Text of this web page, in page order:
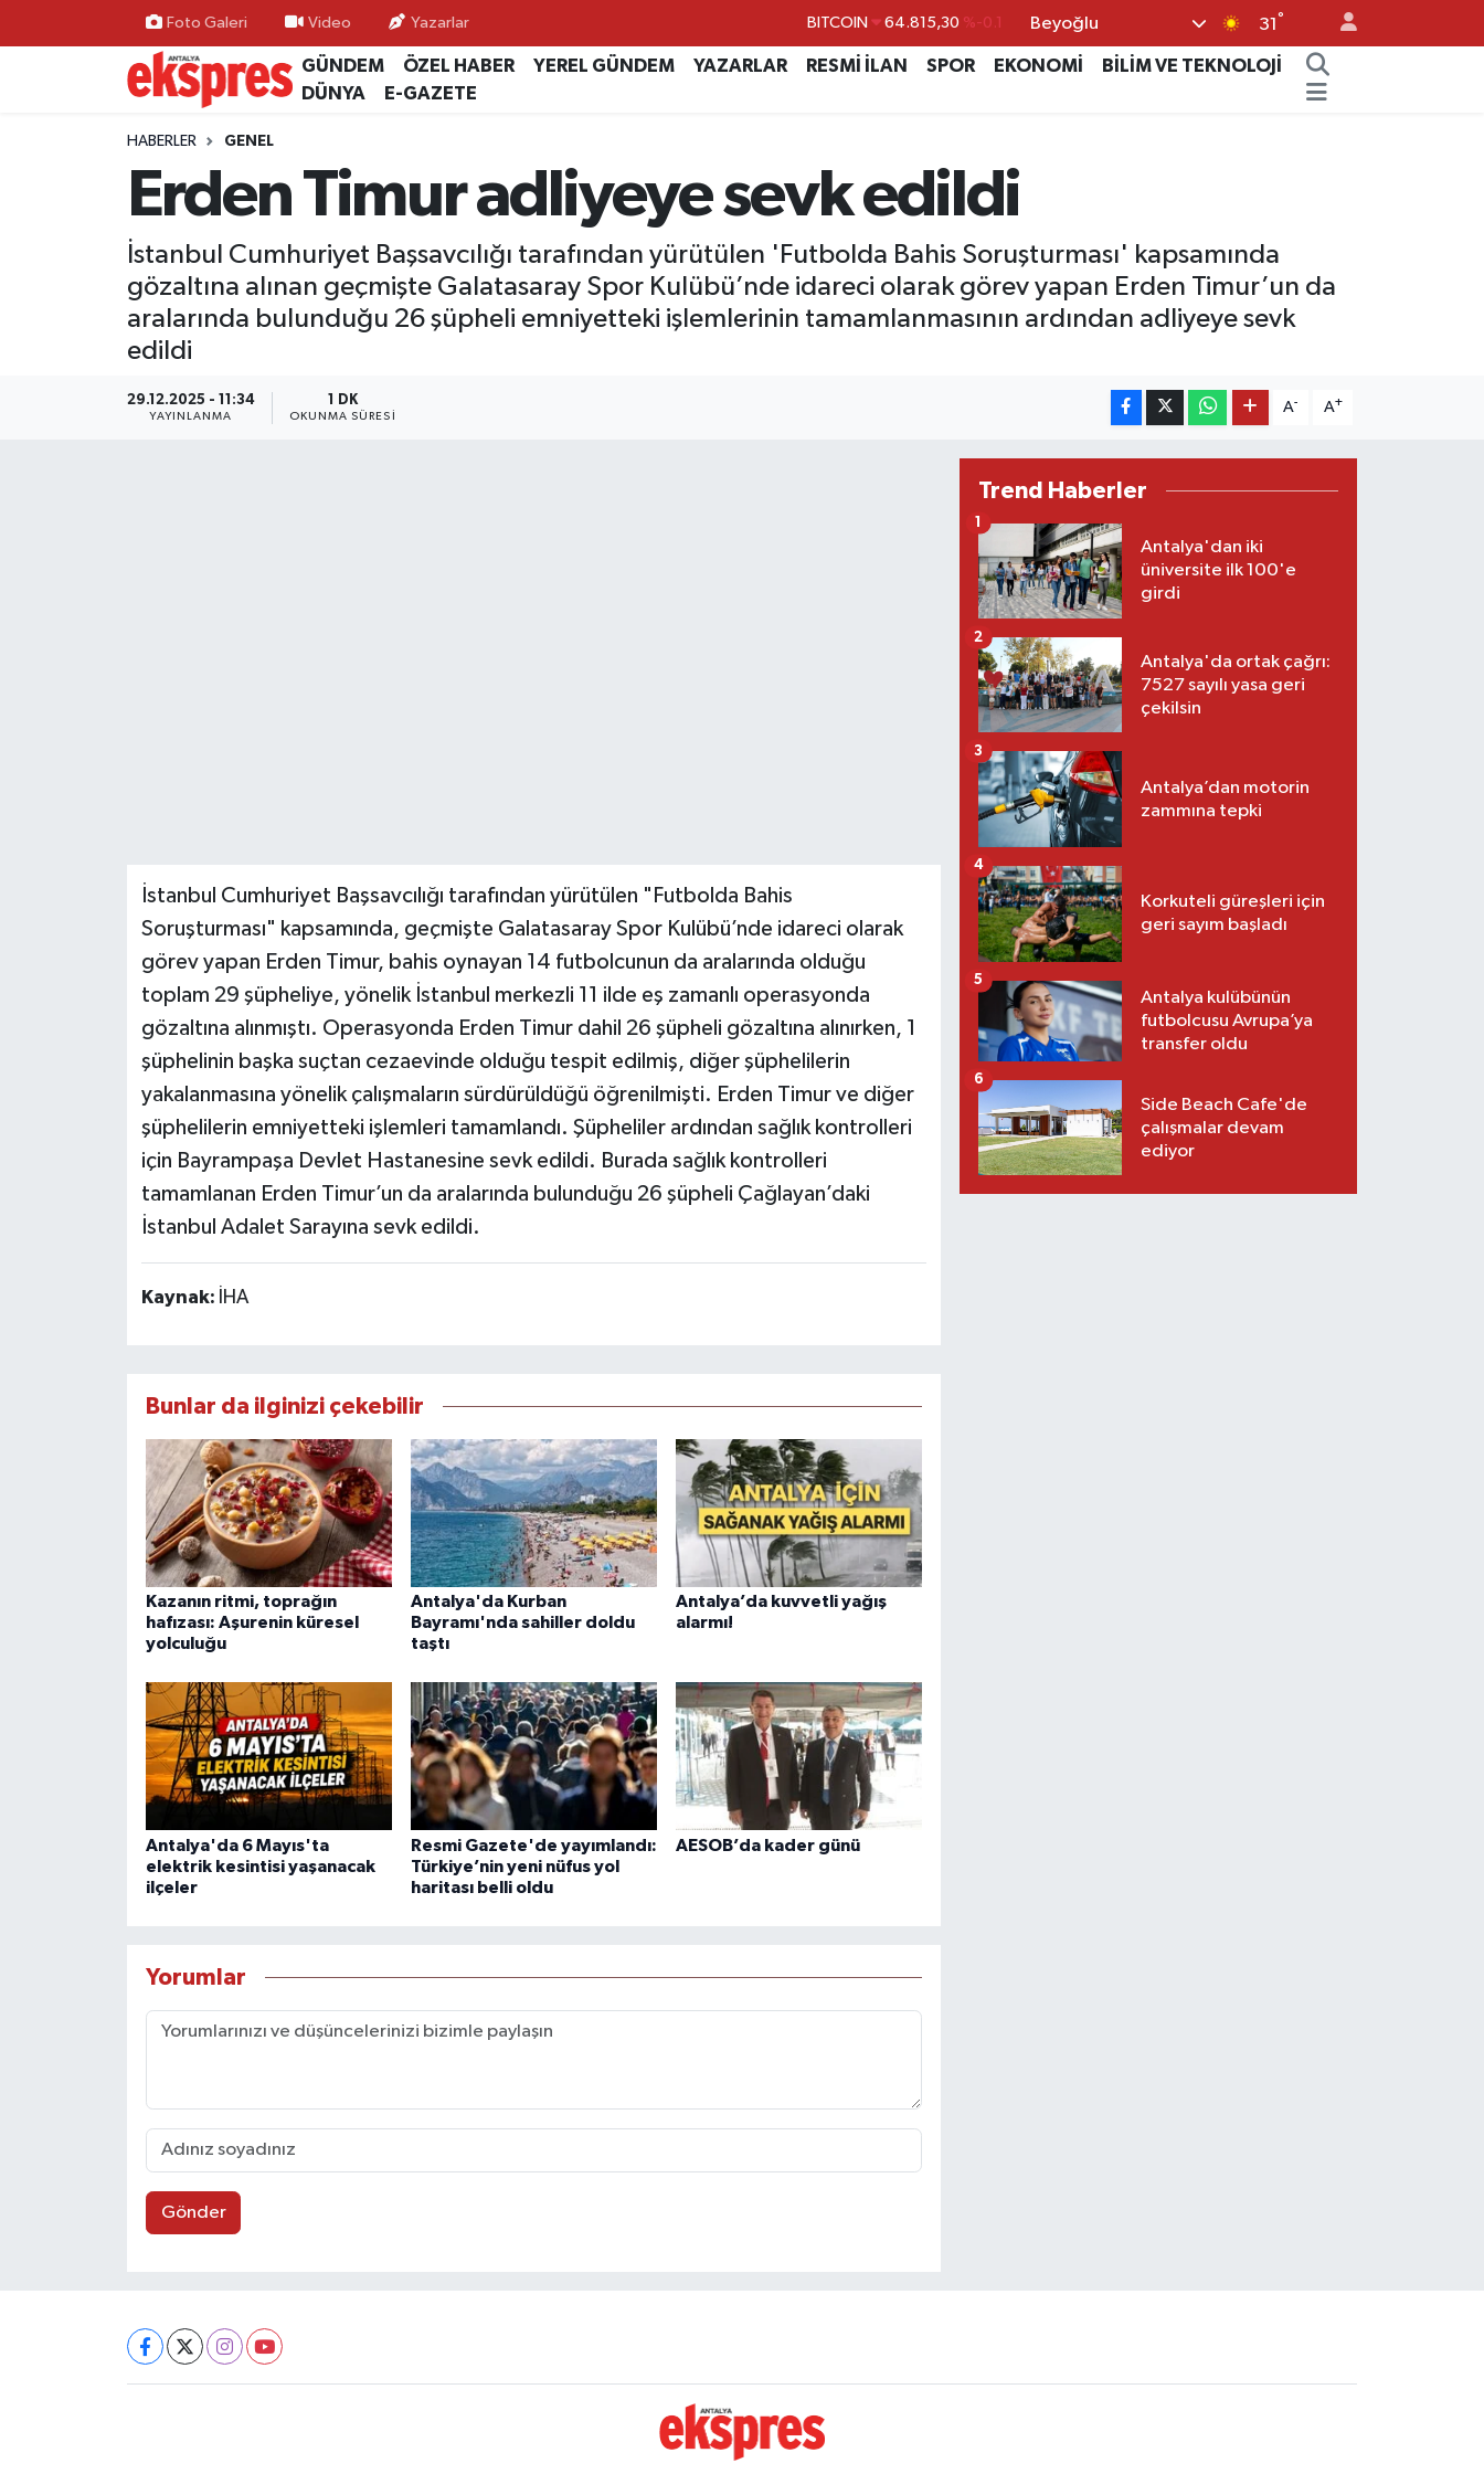
Foto Galeri Video Yazarlar BITCOIN 64.815,30 %-0.1
DOLAR 47,7436 %0.18
GRAM ALTIN 6660.55 %0
BİST100 13.779 %-14
Beyoğlu 31 °
GÜNDEM ÖZEL HABER YEREL GÜNDEM YAZARLAR RESMİ İLAN SPOR EKONOMİ
BİLİM VE TEKNOLOJİ
DÜNYA
E-GAZETE
HABERLER GENEL
Erden Timur adliyeye sevk edildi
İstanbul Cumhuriyet Başsavcılığı tarafından yürütülen 'Futbolda Bahis Soruşturması' kapsamında
gözaltına alınan geçmişte Galatasaray Spor Kulübü’nde idareci olarak görev yapan Erden Timur’un da
aralarında bulunduğu 26 şüpheli emniyetteki işlemlerinin tamamlanmasının ardından adliyeye sevk
edildi
29.12.2025 - 11:34
YAYINLANMA
1 DK
OKUNMA SÜRESI
A- A+
İstanbul Cumhuriyet Başsavcılığı tarafından yürütülen "Futbolda Bahis
Soruşturması" kapsamında, geçmişte Galatasaray Spor Kulübü’nde idareci olarak
görev yapan Erden Timur, bahis oynayan 14 futbolcunun da aralarında olduğu
toplam 29 şüpheliye, yönelik İstanbul merkezli 11 ilde eş zamanlı operasyonda
gözaltına alınmıştı. Operasyonda Erden Timur dahil 26 şüpheli gözaltına alınırken, 1
şüphelinin başka suçtan cezaevinde olduğu tespit edilmiş, diğer şüphelilerin
yakalanmasına yönelik çalışmaların sürdürüldüğü öğrenilmişti. Erden Timur ve diğer
şüphelilerin emniyetteki işlemleri tamamlandı. Şüpheliler ardından sağlık kontrolleri
için Bayrampaşa Devlet Hastanesine sevk edildi. Burada sağlık kontrolleri
tamamlanan Erden Timur’un da aralarında bulunduğu 26 şüpheli Çağlayan’daki
İstanbul Adalet Sarayına sevk edildi.
Kaynak: İHA
Bunlar da ilginizi çekebilir
Kazanın ritmi, toprağın
hafızası: Aşurenin küresel
yolculuğu
Antalya'da Kurban
Bayramı'nda sahiller doldu
taştı
Antalya’da kuvvetli yağış
alarmı!
Antalya'da 6 Mayıs'ta
elektrik kesintisi yaşanacak
ilçeler
Resmi Gazete'de yayımlandı:
Türkiye’nin yeni nüfus yol
haritası belli oldu
AESOB’da kader günü
Yorumlar
Gönder
Trend Haberler
Antalya'dan iki
üniversite ilk 100'e
girdi
1
Antalya'da ortak çağrı:
7527 sayılı yasa geri
çekilsin
2
Antalya’dan motorin
zammına tepki
3
Korkuteli güreşleri için
geri sayım başladı
4
Antalya kulübünün
futbolcusu Avrupa’ya
transfer oldu
5
Side Beach Cafe'de
çalışmalar devam
ediyor
6
ÖZEL HABER
GÜNDEM
YEREL GÜNDEM
EKONOMİ
KÜLTÜR - SANAT
MAGAZİN
Nöbetçi Eczaneler
Hava Durumu
Trafik Durumu
Süper Lig Puan Durumu ve Fikstür
Tüm Manşetler
Son Dakika Haberleri
Haber Arşivi